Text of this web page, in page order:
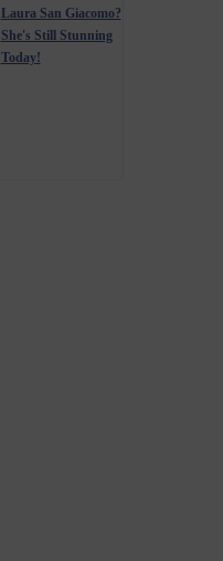
Laura San Giacomo?
She's Still Stunning
Today!